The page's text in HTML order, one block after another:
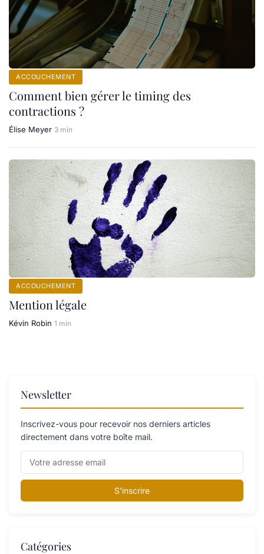
ACCOUCHEMENT
Comment bien gérer le timing des
contractions ?
Élise Meyer 3 min
ACCOUCHEMENT
Mention légale
Kévin Robin 1 min
Newsletter
Inscrivez-vous pour recevoir nos derniers articles
directement dans votre boîte mail.
S'inscrire
Catégories